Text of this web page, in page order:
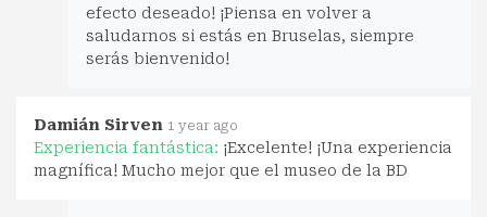
efecto deseado! ¡Piensa en volver a
saludarnos si estás en Bruselas, siempre
serás bienvenido!
Damián Sirven 1 year ago
Experiencia fantástica: ¡Excelente! ¡Una experiencia
magnífica! Mucho mejor que el museo de la BD